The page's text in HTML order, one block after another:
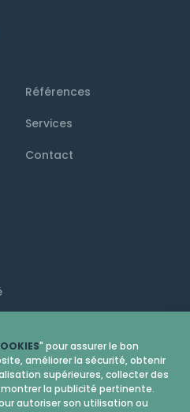
" pour assurer le bon
améliorer la sécurité, obtenir
supérieures, collecter des
la publicité pertinente.
autoriser son utilisation ou
Références
Services
Contact